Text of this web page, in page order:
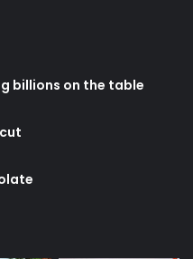
billions on the table